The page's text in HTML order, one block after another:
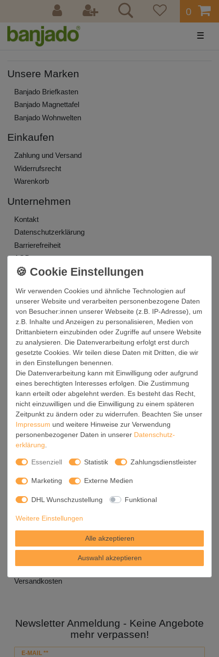
0
☰
Unsere Marken
Banjado Briefkasten
Banjado Magnettafel
Banjado Wohnwelten
Einkaufen
Zahlung und Versand
Widerrufs­recht
Warenkorb
Unternehmen
Kontakt
Daten­schutz­erklärung
Barrierefreiheit
AGB
Impressum
Werde Teil unserer Community
Service
Mein Konto
Mein Merkzettel
Retourenportal
+49 (0) 35243 460 400
Versandkosten
Newsletter Anmeldung - Keine Angebote
mehr verpassen!
E-MAIL **
Newsletter
Wir verwenden Cookies und ähnliche Technologien auf
unserer Website und verarbeiten personenbezogene Daten
von Besucher:innen unserer Webseite (z.B. IP-Adresse), um
z.B. Inhalte und Anzeigen zu personalisieren, Medien von
Drittanbietern einzubinden oder Zugriffe auf unsere Website
zu analysieren. Die Datenverarbeitung erfolgt erst durch
gesetzte Cookies. Wir teilen diese Daten mit Dritten, die wir
in den Einstellungen benennen.
Die Datenverarbeitung kann mit Einwilligung oder aufgrund
eines berechtigten Interesses erfolgen. Die Zustimmung
kann erteilt oder abgelehnt werden. Es besteht das Recht,
nicht einzuwilligen und die Einwilligung zu einem späteren
Zeitpunkt zu ändern oder zu widerrufen. Beachten Sie unser
Impressum und weitere Hinweise zur Verwendung
personenbezogener Daten in unserer Daten­schutz­
erklärung
Essenziell Statistik Zahlungsdienstleister
Marketing Externe Medien
DHL Wunschzustellung Funktional
Weitere Einstellungen
Alle akzeptieren
Auswahl akzeptieren